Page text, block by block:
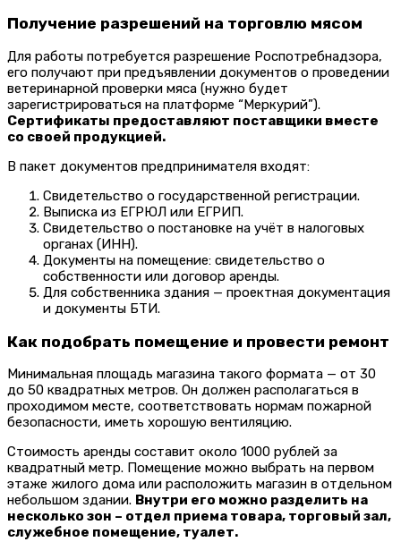
Получение разрешений на торговлю мясом
Для работы потребуется разрешение Роспотребнадзора,
его получают при предъявлении документов о проведении
ветеринарной проверки мяса (нужно будет
зарегистрироваться на платформе “Меркурий”).
Сертификаты предоставляют поставщики вместе
со своей продукцией.
В пакет документов предпринимателя входят:
Свидетельство о государственной регистрации.
Выписка из ЕГРЮЛ или ЕГРИП.
Свидетельство о постановке на учёт в налоговых
органах (ИНН).
Документы на помещение: свидетельство о
собственности или договор аренды.
Для собственника здания — проектная документация
и документы БТИ.
Как подобрать помещение и провести ремонт
Минимальная площадь магазина такого формата — от 30
до 50 квадратных метров. Он должен располагаться в
проходимом месте, соответствовать нормам пожарной
безопасности, иметь хорошую вентиляцию.
Стоимость аренды составит около 1000 рублей за
квадратный метр. Помещение можно выбрать на первом
этаже жилого дома или расположить магазин в отдельном
небольшом здании. Внутри его можно разделить на
несколько зон – отдел приема товара, торговый зал,
служебное помещение, туалет.